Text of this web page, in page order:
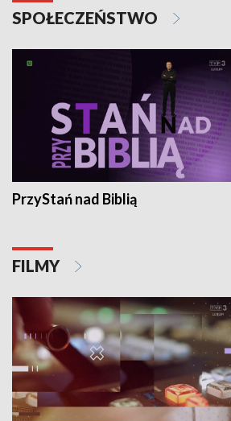
SPOŁECZEŃSTWO
PrzyStań nad Biblią
FILMY